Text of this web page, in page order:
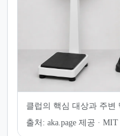
클럽의 핵심 대상과 주변
출처: aka.page 제공 · MIT